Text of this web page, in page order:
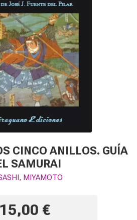
CINCO ANILLOS. GUÍA
SAMURAI
MIYAMOTO
15,00 €